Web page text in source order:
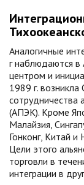
Аналогичные
г наблюдаются в
центром и
1989 г. возникла
сотрудничества
(АПЭК). Кроме
Малайзия,
Гонконг, Китай и
Цели этого
торговли в
интеграции в